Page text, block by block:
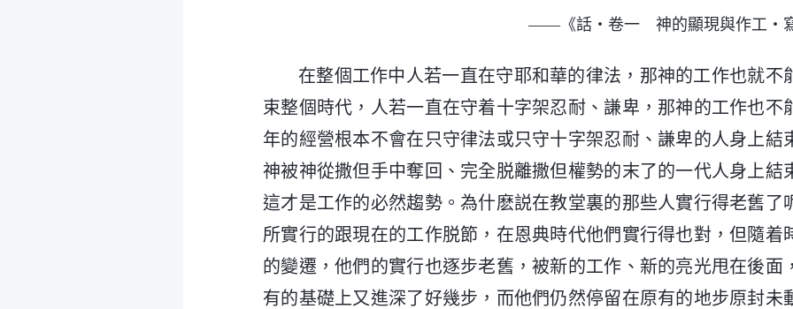
——《話・卷一 神的顯現與作工・
在整個工作中人若一直在守耶和華的律法，那神的工作也就不
束整個時代，人若一直在守着十字架忍耐、謙卑，那神的工作也不
年的經營根本不會在只守律法或只守十字架忍耐、謙卑的人身上結
神被神從撒但手中奪回、完全脱離撒但權勢的末了的一代人身上結
這才是工作的必然趨勢。為什麽説在教堂裏的那些人實行得老舊了
所實行的跟現在的工作脱節，在恩典時代他們實行得也對，但隨着
的變遷，他們的實行也逐步老舊，被新的工作、新的亮光甩在後面
有的基礎上又進深了好幾步，而他們仍然停留在原有的地步原封未